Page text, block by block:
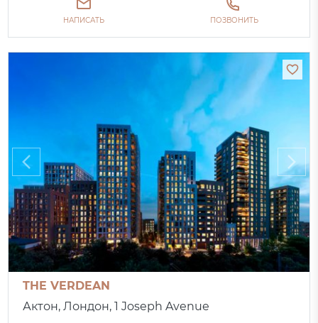
НАПИСАТЬ ПОЗВОНИТЬ
THE VERDEAN
Актон, Лондон, 1 Joseph Avenue